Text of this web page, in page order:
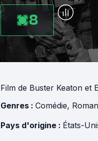
8
Film de Buster Keaton et
Genres : Comédie,
Pays d'origine : États-